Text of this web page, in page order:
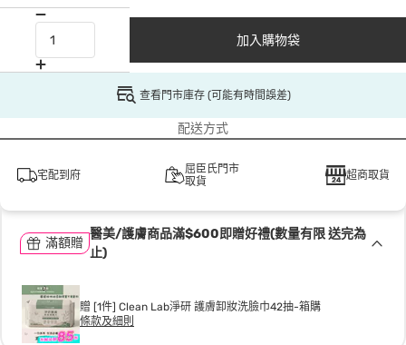
加入購物袋
查看門市庫存 (可能有時間誤差)
配送方式
宅配到府
屈臣氏門市
取貨
超商取貨
滿額贈
醫美/護膚商品滿$600即贈好禮(數量有限 送完為
止)
贈 [1件] Clean Lab淨研 護膚卸妝洗臉巾42抽-箱購
條款及細則